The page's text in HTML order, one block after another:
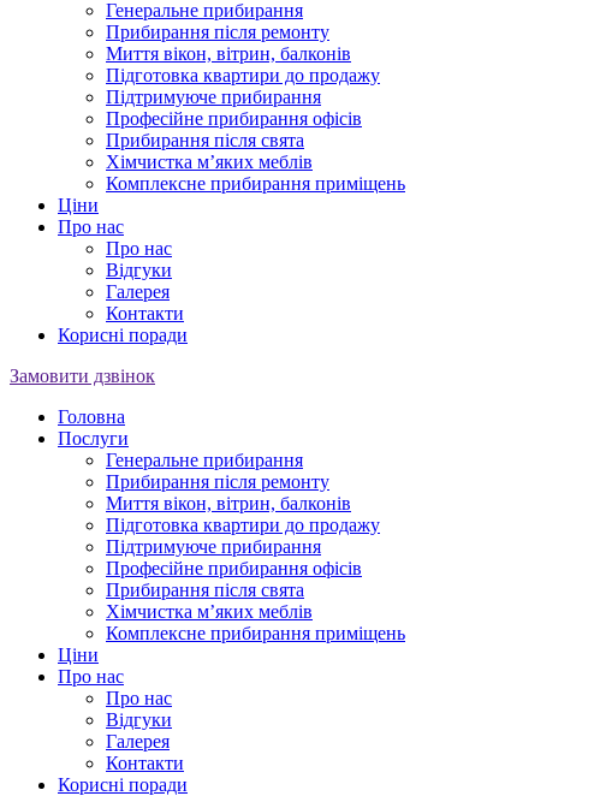
Генеральне прибирання
Прибирання після ремонту
Миття вікон, вітрин, балконів
Підготовка квартири до продажу
Підтримуюче прибирання
Професійне прибирання офісів
Прибирання після свята
Хімчистка м’яких меблів
Комплексне прибирання приміщень
Ціни
Про нас
Про нас
Відгуки
Галерея
Контакти
Корисні поради
Замовити дзвінок
Головна
Послуги
Генеральне прибирання
Прибирання після ремонту
Миття вікон, вітрин, балконів
Підготовка квартири до продажу
Підтримуюче прибирання
Професійне прибирання офісів
Прибирання після свята
Хімчистка м’яких меблів
Комплексне прибирання приміщень
Ціни
Про нас
Про нас
Відгуки
Галерея
Контакти
Корисні поради